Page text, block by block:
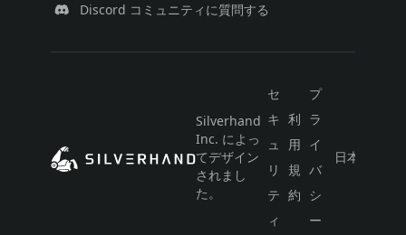
Discord コミュニティに質問する
Silverhand
Inc. によっ
てデザイン
されまし
た。
セ
キ
ュ
リ
テ
ィ
利
用
規
約
プ
ラ
イ
バ
シ
ー
日本語